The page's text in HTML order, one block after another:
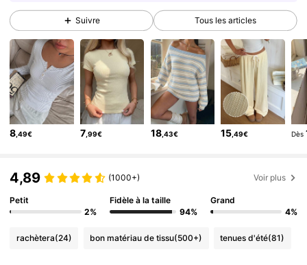
4,77 176K Suiveurs
4,77 176K Suiveurs
4,77 176K Suiveurs
4,77 176K Suiveurs
4,77 176K Suiveurs
4,77 176K Suiveurs
Suivre Tous les articles
8 ,49€ 7 ,99€ 18,43€ 15 ,49€ Dès
4,89 (1000+) Voir plus
Petit
2%
Fidèle à la taille
94%
Grand
4%
rachètera(24) bon matériau de tissu(500+) tenues d'été(81)